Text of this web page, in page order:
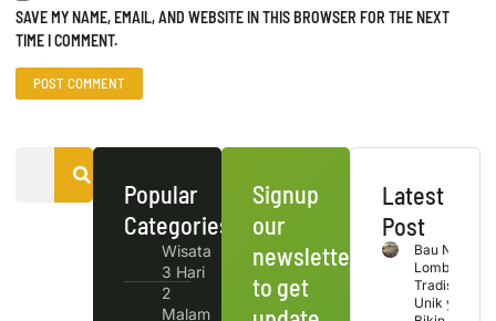
SAVE MY NAME, EMAIL, AND WEBSITE IN THIS BROWSER FOR THE NEXT
TIME I COMMENT.
Popular
Categories
Wisata
3 Hari
2
Malam
Signup
our
newsletter
to get
Latest
Post
Bau Nyale
Lombok
Tradisi
Unik yang